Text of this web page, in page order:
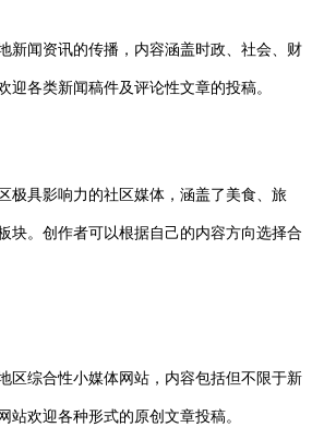
新闻资讯的传播，内容涵盖时政、社会、财
迎各类新闻稿件及评论性文章的投稿。
极具影响力的社区媒体，涵盖了美食、旅
块。创作者可以根据自己的内容方向选择合
区综合性小媒体网站，内容包括但不限于新
站欢迎各种形式的原创文章投稿。